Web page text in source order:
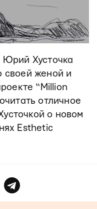
Юрий Хусточка
своей женой и
“Million
отличное
о новом
Esthetic